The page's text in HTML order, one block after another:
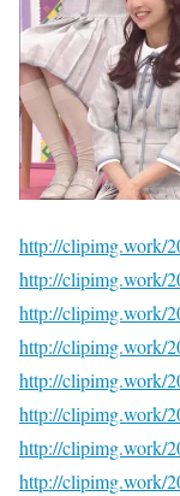
http://clipimg.work/
http://clipimg.work/
http://clipimg.work/
http://clipimg.work/
http://clipimg.work/
http://clipimg.work/
http://clipimg.work/
http://clipimg.work/